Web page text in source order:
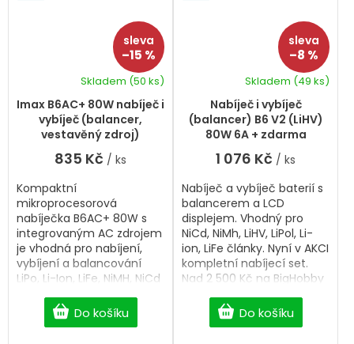
–15 %
Imax B6AC+ 80W nabíječ i
vybíječ (balancer,
vestavěný zdroj)
Skladem (50 ks)
835 Kč / ks
Do košíku
Kompaktní
mikroprocesorová
nabíječka B6AC+ 80W s
integrovaným AC zdrojem
je vhodná pro nabíjení,
vybíjení a balancování
LiPo, Li-Ion, LiFe, NiMH, NiCd
jednoduché ovládání, LCD
displej, automatické
–8 %
Nabíječ i vybíječ
(balancer) B6 V2 (LiHV)
80W 6A + zdarma
napájecí zdroj
hodnocení
produktu
hvězdiček.
Skladem (49 ks)
1 076 Kč / ks
Do košíku
Nabíječ a vybíječ baterií s
balancerem a LCD
displejem. Vhodný pro
NiCd, NiMh, LiHV, LiPol, Li-
ion, LiFe články. Nyní v AKCI
kompletní nabíjecí set.
Nad 2 500 Kč na BigHobby